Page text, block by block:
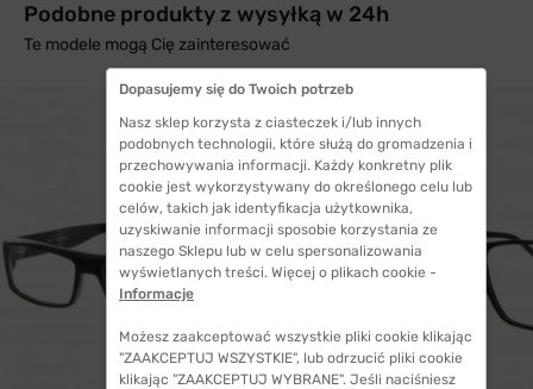
Podobne produkty z wysyłką w 24h
Te modele mogą Cię zainteresować
Dopasujemy się do Twoich potrzeb
Nasz sklep korzysta z ciasteczek i/lub innych
podobnych technologii, które służą do gromadzenia i
przechowywania informacji. Każdy konkretny plik
cookie jest wykorzystywany do określonego celu lub
celów, takich jak identyfikacja użytkownika,
uzyskiwanie informacji sposobie korzystania ze
naszego Sklepu lub w celu spersonalizowania
wyświetlanych treści. Więcej o plikach cookie -
Informacje
Możesz zaakceptować wszystkie pliki cookie klikając
"ZAAKCEPTUJ WSZYSTKIE", lub odrzucić pliki cookie
klikając "ZAAKCEPTUJ WYBRANE". Jeśli naciśniesz